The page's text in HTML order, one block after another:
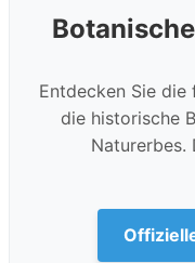
Entdecken Sie die
die historische
Naturerbes.